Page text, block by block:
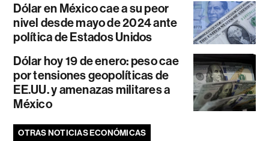
Dólar en México cae a su peor
nivel desde mayo de 2024 ante
política de Estados Unidos
Dólar hoy 19 de enero: peso cae
por tensiones geopolíticas de
EE.UU. y amenazas militares a
México
OTRAS NOTICIAS ECONÓMICAS